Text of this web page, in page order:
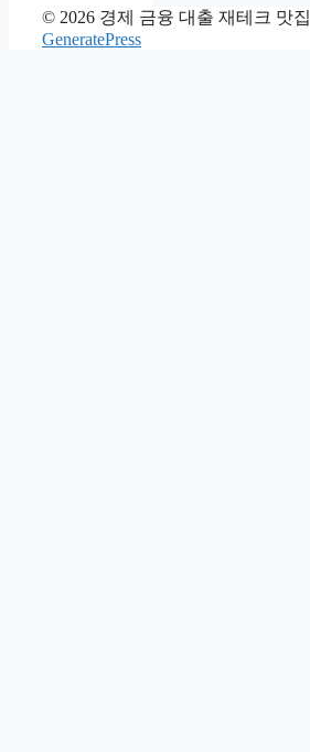
© 2026 경제 금융 대출 재테크 맛집
GeneratePress